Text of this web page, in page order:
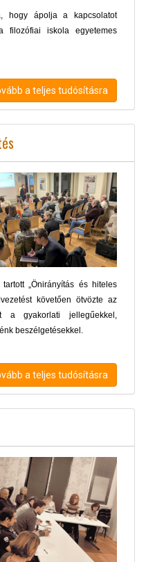
hogy ápolja a kapcsolatot
filozófiai iskola egyetemes
a teljes tudósításra
„Önirányítás és hiteles
követően ötvözte az
a gyakorlati jellegűekkel,
beszélgetésekkel.
a teljes tudósításra